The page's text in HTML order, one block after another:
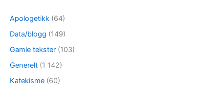
Apologetikk (64)
Data/blogg (149)
Gamle tekster (103)
Generelt (1 142)
Katekisme (60)